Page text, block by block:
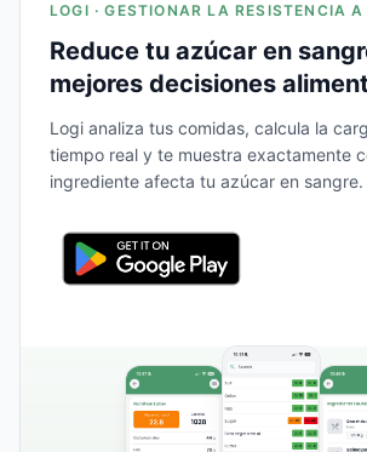
LOGI · GESTIONAR LA RESISTENCIA
Reduce tu azúcar en
mejores decisiones
Logi analiza tus comidas, calcula la
tiempo real y te muestra exactamente
ingrediente afecta tu azúcar en sangre.